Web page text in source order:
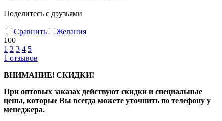
Поделитесь с друзьями
Сравнить
Желания
100
1 2 3 4 5
1 отзывов
ВНИМАНИЕ! СКИДКИ!
При оптовых заказах действуют скидки и специальные
цены, которые Вы всегда можете уточнить по телефону у
менеджера.